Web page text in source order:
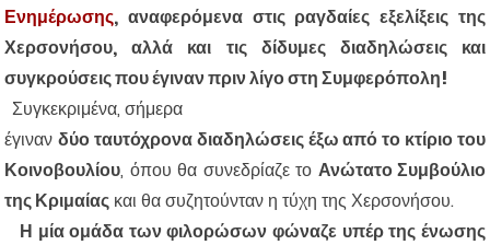
Ενημέρωσης, αναφερόμενα στις ραγδαίες εξελίξεις της
Χερσονήσου, αλλά και τις δίδυμες διαδηλώσεις και
συγκρούσεις που έγιναν πριν λίγο στη Συμφερόπολη!
Συγκεκριμένα, σήμερα
έγιναν δύο ταυτόχρονα διαδηλώσεις έξω από το κτίριο του
Κοινοβουλίου, όπου θα συνεδρίαζε το Ανώτατο Συμβούλιο
της Κριμαίας και θα συζητούνταν η τύχη της Χερσονήσου.
Η μία ομάδα των φιλορώσων φώναζε υπέρ της ένωσης